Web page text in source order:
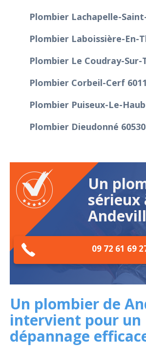
Plombier Lachapelle-
Plombier Laboissière-En-
Plombier Le Coudray-Sur-
Plombier Corbeil-Cerf
Plombier Puiseux-Le-
Plombier Dieudonné 60530
Un
sérieux
09 72 61 69
Un plombier de
intervient pour un
dépannage